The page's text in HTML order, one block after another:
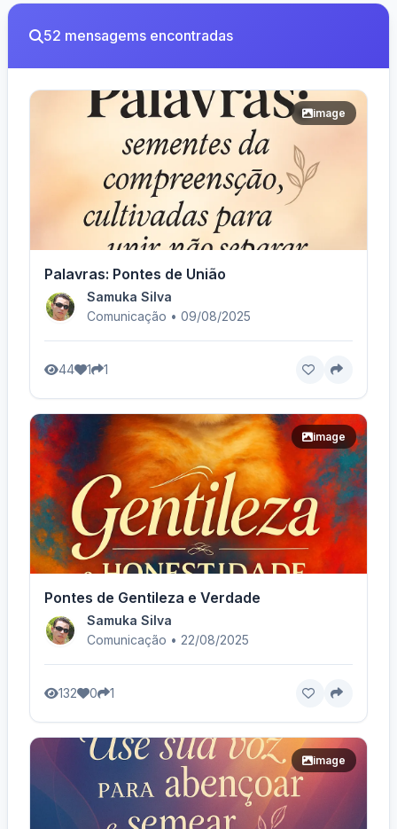
52 mensagems encontradas
image
Palavras: Pontes de União
Samuka Silva
Comunicação • 09/08/2025
44 1 1
image
Pontes de Gentileza e Verdade
Samuka Silva
Comunicação • 22/08/2025
132 0 1
image